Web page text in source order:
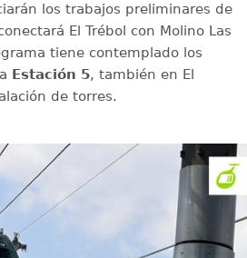
los trabajos preliminares de
El Trébol con Molino Las
tiene contemplado los
Estación 5, también en El
de torres.